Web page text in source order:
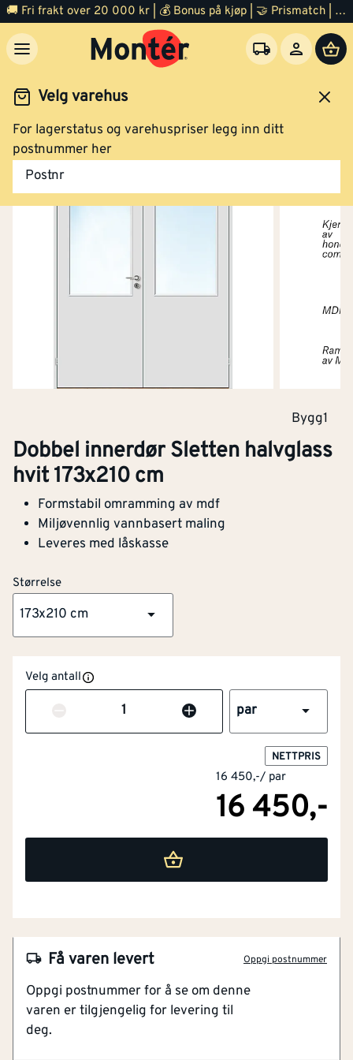
🚚 Fri frakt over 20 000 kr | 💰 Bonus på kjøp | 🤝 Prismatch | ⭐ 100% fornøyd garanti | 🏪 140 byggevarehus
Velg varehus
For lagerstatus og varehuspriser legg inn ditt
postnummer her
Postnr
Dør Innerdør
Bygg1
Dobbel innerdør Sletten halvglass
hvit 173x210 cm
Formstabil omramming av mdf
Miljøvennlig vannbasert maling
Leveres med låskasse
Størrelse
173x210 cm
Velg antall
Antall par
NETTPRIS
16 450,-/ par
16 450,-
Få varen levert Oppgi postnummer
Oppgi postnummer for å se om denne
varen er tilgjengelig for levering til
deg.
Artikkelnummer 101292523
Leveres med låskasse
Bygg1 Dobbel innerdør Sletten halvglass hvit Slett lett
tidløs med helt glass og fin overflate. Et godt valg
samtidig som det er et rimelig alternativ til kompakte